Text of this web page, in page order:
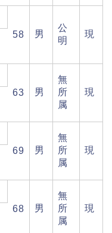
58
男
公
明
現
63
男
無
所
属
現
69
男
無
所
属
現
68
男
無
所
属
現